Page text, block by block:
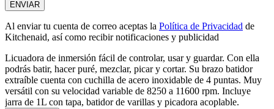
ENVIAR
Al enviar tu cuenta de correo aceptas la Política de Privacidad de
Kitchenaid, así como recibir notificaciones y publicidad
Licuadora de inmersión fácil de controlar, usar y guardar. Con ella
podrás batir, hacer puré, mezclar, picar y cortar. Su brazo batidor
extraíble cuenta con cuchilla de acero inoxidable de 4 puntas. Muy
versátil con su velocidad variable de 8250 a 11600 rpm. Incluye
jarra de 1L con tapa, batidor de varillas y picadora acoplable.